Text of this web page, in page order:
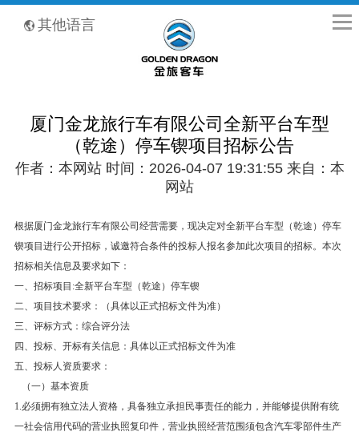
其他语言
厦门金龙旅行车有限公司全新平台车型
（乾途）停车锲项目招标公告
作者：本网站 时间：2026-04-07 19:31:55 来自：本
网站
根据厦门金龙旅行车有限公司经营需要，现决定对全新平台车型（乾途）停车
锲项目进行公开招标，诚邀符合条件的投标人报名参加此次项目的招标。本次
招标相关信息及要求如下：
一、招标项目:全新平台车型（乾途）停车锲
二、项目技术要求：（具体以正式招标文件为准）
三、评标方式：综合评分法
四、投标、开标有关信息：具体以正式招标文件为准
五、投标人资质要求：
（一）基本资质
1.必须拥有独立法人资格，具备独立承担民事责任的能力，并能够提供附有统
一社会信用代码的营业执照复印件，营业执照经营范围须包含汽车零部件生产